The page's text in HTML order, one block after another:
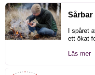
Sårbar
I spåret
ett ökat
Läs mer